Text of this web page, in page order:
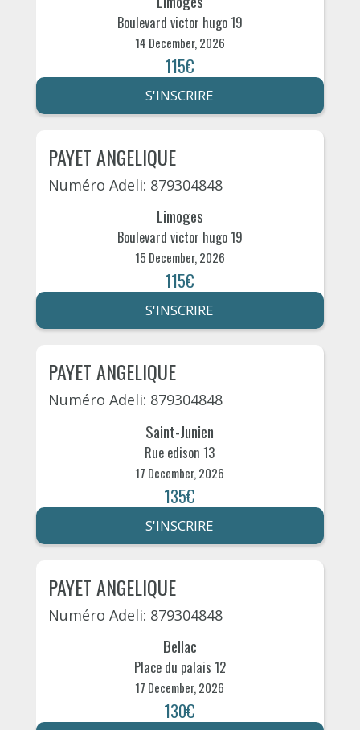
Boulevard victor hugo 19
14 December, 2026
115€
S'INSCRIRE
PAYET ANGELIQUE
Numéro Adeli: 879304848
Limoges
Boulevard victor hugo 19
15 December, 2026
115€
S'INSCRIRE
PAYET ANGELIQUE
Numéro Adeli: 879304848
Saint-Junien
Rue edison 13
17 December, 2026
135€
S'INSCRIRE
PAYET ANGELIQUE
Numéro Adeli: 879304848
Bellac
Place du palais 12
17 December, 2026
130€